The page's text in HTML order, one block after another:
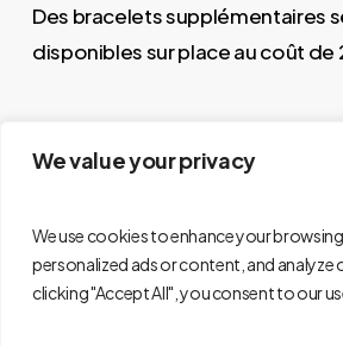
We value your privacy
We use cookies to enhance your
personalized ads or content, and analyze
clicking "Accept All", you consent to our
Des bracelets supplémentaires
disponibles sur place au coût de
© 2026 Les Entreprises en Famille - La